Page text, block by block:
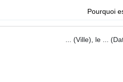
Pourquoi
(Ville), le ...